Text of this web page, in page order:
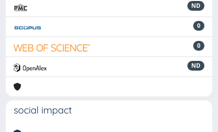
ND
0
0
ND
social impact